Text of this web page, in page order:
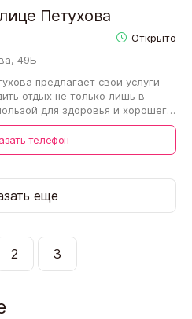
Открыто
Петухова
49Б
предлагает свои услуги
отдых не только лишь в
для здоровья и хорошего
телефон
еще
2 3